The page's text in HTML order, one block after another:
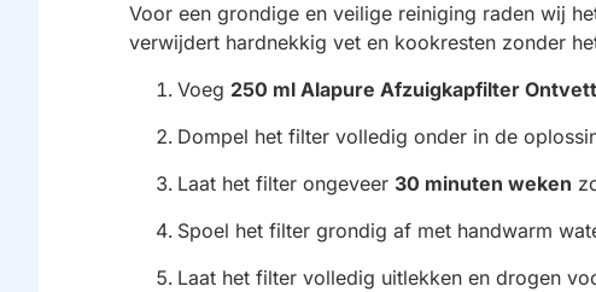
Voor een grondige en veilige reiniging raden wij
verwijdert hardnekkig vet en kookresten zonder
Voeg 250 ml Alapure Afzuigkapfilter
Dompel het filter volledig onder in de
Laat het filter ongeveer 30 minuten weken
Spoel het filter grondig af met handwarm
Laat het filter volledig uitlekken en drogen